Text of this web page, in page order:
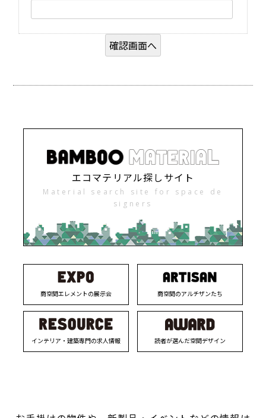
エコマテリアル探しサイト
Material search site for space de
signers
商空間エレメントの展示会 商空間のアルチザンたち
インテリア・建築専門の求人情報 読者が選んだ空間デザイン